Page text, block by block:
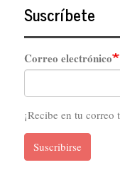
Suscríbete
Correo electrónico
¡Recibe en tu correo
Suscribirse